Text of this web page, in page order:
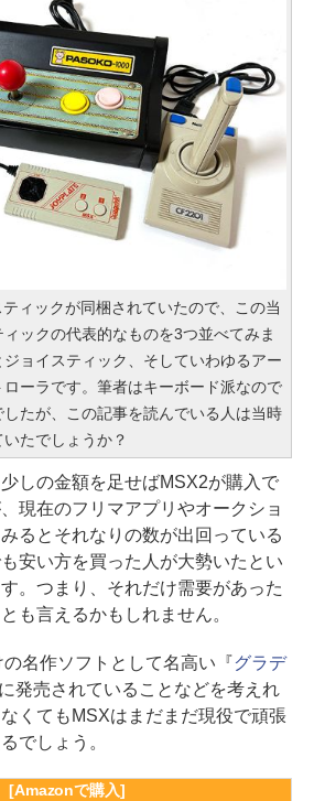
ィックが同梱されていたので、この当
ックの代表的なものを3つ並べてみま
ョイスティック、そしていわゆるアー
ーラです。筆者はキーボード派なので
たが、この記事を読んでいる人は当時
たでしょうか？
しの金額を足せばMSX2が購入で
現在のフリマアプリやオークショ
るとそれなりの数が出回っている
安い方を買った人が大勢いたとい
。つまり、それだけ需要があった
も言えるかもしれません。
名作ソフトとして名高い『グラデ
発売されていることなどを考えれ
くてもMSXはまだまだ現役で頑張
でしょう。
[Amazonで購入]